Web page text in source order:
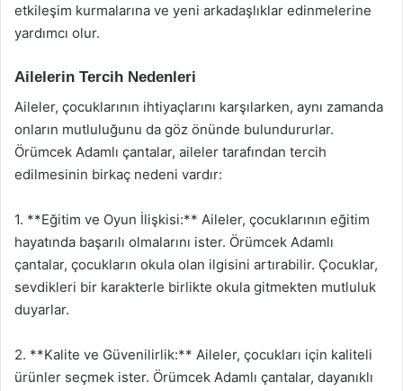
etkileşim kurmalarına ve yeni arkadaşlıklar edinmelerine
yardımcı olur.
Ailelerin Tercih Nedenleri
Aileler, çocuklarının ihtiyaçlarını karşılarken, aynı zamanda
onların mutluluğunu da göz önünde bulundururlar.
Örümcek Adamlı çantalar, aileler tarafından tercih
edilmesinin birkaç nedeni vardır:
1. **Eğitim ve Oyun İlişkisi:** Aileler, çocuklarının eğitim
hayatında başarılı olmalarını ister. Örümcek Adamlı
çantalar, çocukların okula olan ilgisini artırabilir. Çocuklar,
sevdikleri bir karakterle birlikte okula gitmekten mutluluk
duyarlar.
2. **Kalite ve Güvenilirlik:** Aileler, çocukları için kaliteli
ürünler seçmek ister. Örümcek Adamlı çantalar, dayanıklı